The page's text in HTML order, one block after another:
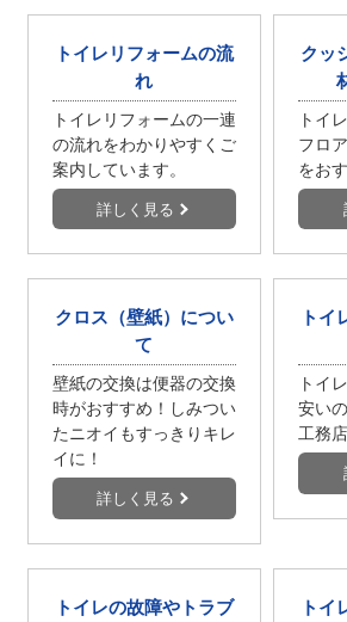
トイレリフォームの流
れ
トイレリフォームの一連
の流れをわかりやすくご
案内しています。
詳しく見る
クッ
トイ
フロ
をお
クロス（壁紙）につい
て
壁紙の交換は便器の交換
時がおすすめ！しみつい
たニオイもすっきりキレ
イに！
詳しく見る
トイ
トイ
安い
工務
トイレの故障やトラブ
トイ